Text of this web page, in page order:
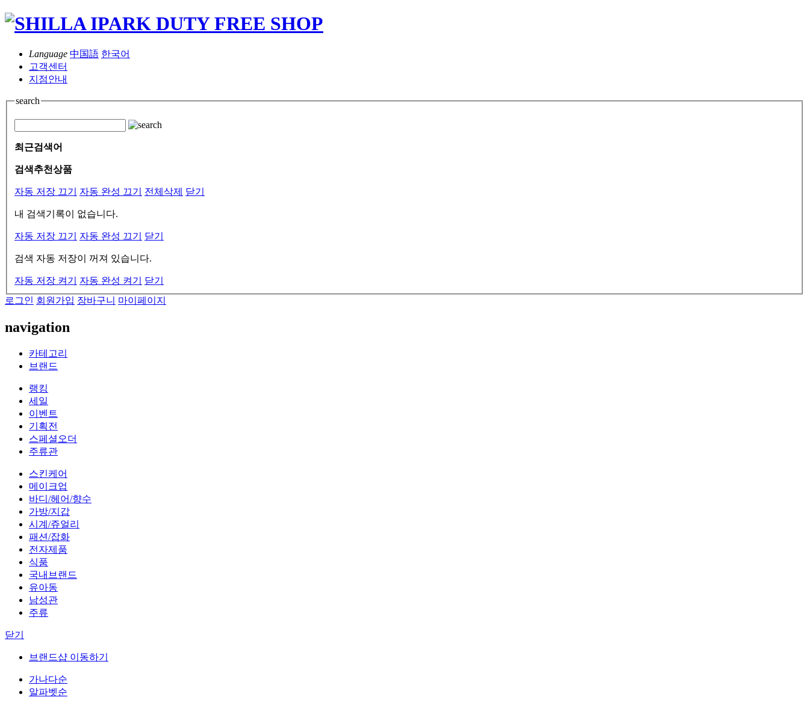
Language 中国語 한국어
고객센터
지점안내
search
최근검색어
검색추천상품
자동 저장 끄기 자동 완성 끄기 전체삭제 닫기
내 검색기록이 없습니다.
자동 저장 끄기 자동 완성 끄기 닫기
검색 자동 저장이 꺼져 있습니다.
자동 저장 켜기 자동 완성 켜기
닫기
로그인 회원가입 장바구니 마이페이지
navigation
카테고리
브랜드
랭킹
세일
이벤트
기획전
스페셜오더
주류관
스킨케어
메이크업
바디/헤어/향수
가방/지갑
시계/쥬얼리
패션/잡화
전자제품
식품
국내브랜드
유아동
남성관
주류
닫기
브랜드샵 이동하기
가나다순
알파벳순